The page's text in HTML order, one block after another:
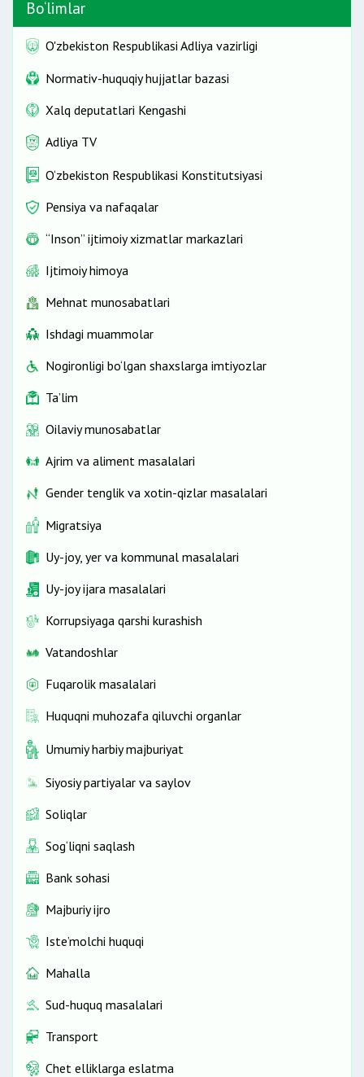
Bo‘limlar
O'zbekiston Respublikasi Adliya vazirligi
Normativ-huquqiy hujjatlar bazasi
Xalq deputatlari Kengashi
Adliya TV
O‘zbekiston Respublikasi Konstitutsiyasi
Pensiya va nafaqalar
“Inson” ijtimoiy xizmatlar markazlari
Ijtimoiy himoya
Mehnat munosabatlari
Ishdagi muammolar
Nogironligi bo‘lgan shaxslarga imtiyozlar
Ta’lim
Oilaviy munosabatlar
Ajrim va aliment masalalari
Gender tenglik va xotin-qizlar masalalari
Migratsiya
Uy-joy, yer va kommunal masalalari
Uy-joy ijara masalalari
Korrupsiyaga qarshi kurashish
Vatandoshlar
Fuqarolik masalalari
Huquqni muhozafa qiluvchi organlar
Umumiy harbiy majburiyat
Siyosiy partiyalar va saylov
Soliqlar
Sog‘liqni saqlash
Bank sohasi
Majburiy ijro
Iste’molchi huquqi
Mahalla
Sud-huquq masalalari
Transport
Chet elliklarga eslatma